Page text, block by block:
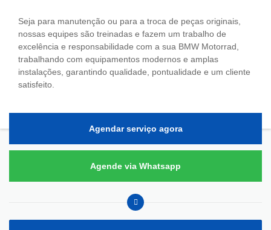
Seja para manutenção ou para a troca de peças originais,
nossas equipes são treinadas e fazem um trabalho de
excelência e responsabilidade com a sua BMW Motorrad,
trabalhando com equipamentos modernos e amplas
instalações, garantindo qualidade, pontualidade e um cliente
satisfeito.
Agendar serviço agora
Agende via Whatsapp